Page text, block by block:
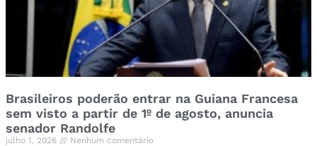
Brasileiros poderão entrar na Guiana Francesa
sem visto a partir de 1º de agosto, anuncia
senador Randolfe
julho 1, 2026 Nenhum comentário